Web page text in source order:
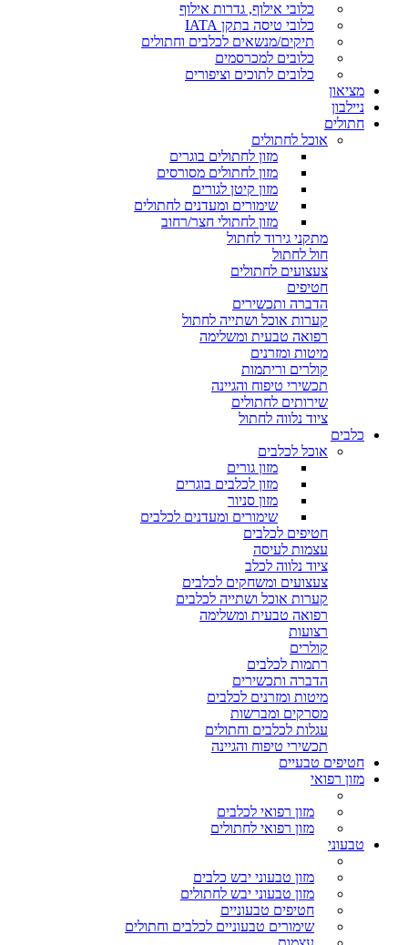
כלובי אילוף, גדרות אילוף
כלובי טיסה בתקן IATA
תיקים/מנשאים לכלבים וחתולים
כלובים למכרסמים
כלובים לתוכים וציפורים
מציאון
ניילבון
חתולים
אוכל לחתולים
מזון לחתולים בוגרים
מזון לחתולים מסורסים
מזון קיטן לגורים
שימורים ומעדנים לחתולים
מזון לחתולי חצר/רחוב
מתקני גירוד לחתול
חול לחתול
צעצועים לחתולים
חטיפים
הדברה ותכשירים
קערות אוכל ושתייה לחתול
רפואה טבעית ומשלימה
מיטות ומזרנים
קולרים וריתמות
תכשירי טיפוח והגיינה
שירותים לחתולים
ציוד נלווה לחתול
כלבים
אוכל לכלבים
מזון גורים
מזון לכלבים בוגרים
מזון סניור
שימורים ומעדנים לכלבים
חטיפים לכלבים
עצמות לעיסה
ציוד נלווה לכלב
צעצועים ומשחקים לכלבים
קערות אוכל ושתייה לכלבים
רפואה טבעית ומשלימה
רצועות
קולרים
רתמות לכלבים
הדברה ותכשירים
מיטות ומזרנים לכלבים
מסרקים ומברשות
עגלות לכלבים וחתולים
תכשירי טיפוח והגיינה
חטיפים טבעיים
מזון רפואי
מזון רפואי לכלבים
מזון רפואי לחתולים
טבעוני
מזון טבעוני יבש כלבים
מזון טבעוני יבש לחתולים
חטיפים טבעוניים
שימורים טבעוניים לכלבים וחתולים